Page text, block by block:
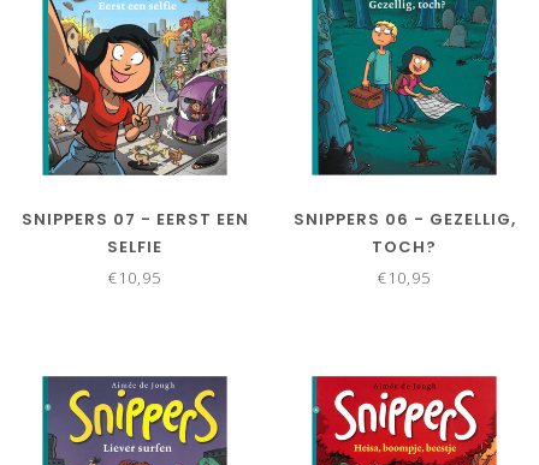
SNIPPERS 07 - EERST EEN
SELFIE
€10,95
SNIPPERS 06 - GEZELLIG,
TOCH?
€10,95